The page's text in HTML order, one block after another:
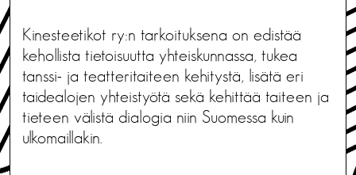
Kinesteetikot ry:n tarkoituksena on edistää
kehollista tietoisuutta yhteiskunnassa, tukea
tanssi- ja teatteritaiteen kehitystä, lisätä eri
taidealojen yhteistyötä sekä kehittää taiteen ja
tieteen välistä dialogia niin Suomessa kuin
ulkomaillakin.